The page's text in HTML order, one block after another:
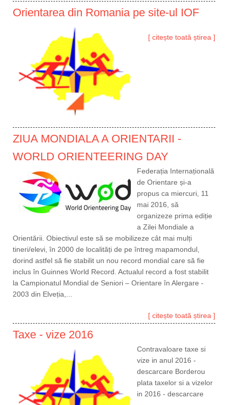
Orientarea din Romania pe site-ul IOF
[ citește toată știrea ]
ZIUA MONDIALA A ORIENTARII -
WORLD ORIENTEERING DAY
Federația Internațională
de Orientare și-a
propus ca miercuri, 11
mai 2016, să
organizeze prima ediție
a Zilei Mondiale a
Orientării. Obiectivul este să se mobilizeze cât mai mulți
tineri/elevi, în 2000 de localități de pe întreg mapamondul,
dorind astfel să fie stabilit un nou record mondial care să fie
inclus în Guinnes World Record. Actualul record a fost stabilit
la Campionatul Mondial de Seniori – Orientare în Alergare -
2003 din Elveția,...
[ citește toată știrea ]
Taxe - vize 2016
Contravaloare taxe si
vize in anul 2016 -
descarcare Borderou
plata taxelor si a vizelor
in 2016 - descarcare